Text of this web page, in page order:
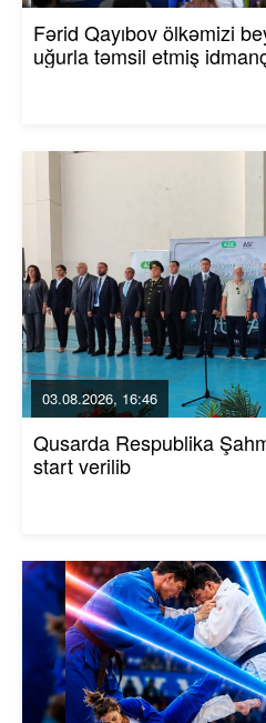
Fərid Qayıbov ölkəmizi
uğurla təmsil etmiş
03.08.2026, 16:46
Qusarda Respublika
start verilib